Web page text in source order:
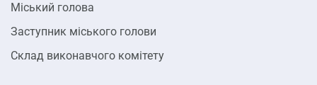
Міський голова
Заступник міського голови
Склад виконавчого комітету